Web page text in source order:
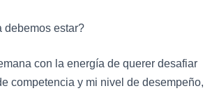
debemos estar?
con la energía de querer desafiar
competencia y mi nivel de desempeño,